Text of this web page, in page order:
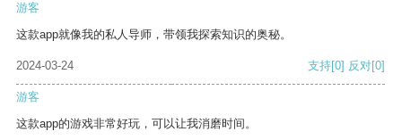
游客
这款app就像我的私人导师，带领我探索知识的奥秘。
2024-03-24 支持[0] 反对[0]
游客
这款app的游戏非常好玩，可以让我消磨时间。